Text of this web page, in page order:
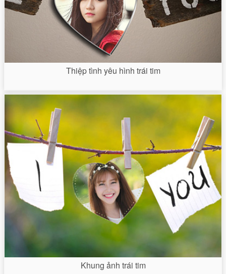
Thiệp tình yêu hình trái tim
Khung ảnh trái tim